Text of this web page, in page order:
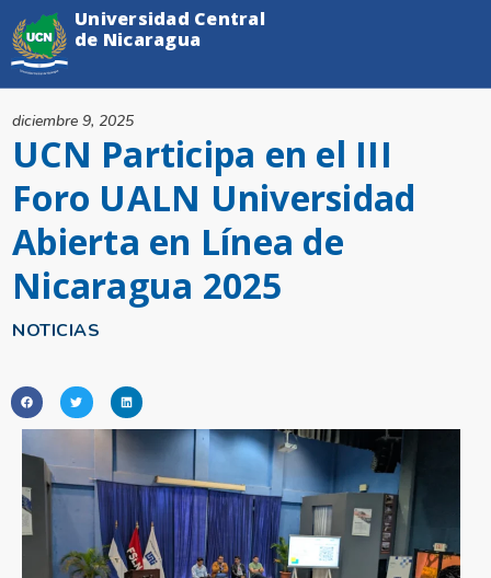
NOTICIAS
UCN Participa en el III
Foro UALN Universidad
Abierta en Línea de
Nicaragua 2025
diciembre 9, 2025
Universidad Central
de Nicaragua